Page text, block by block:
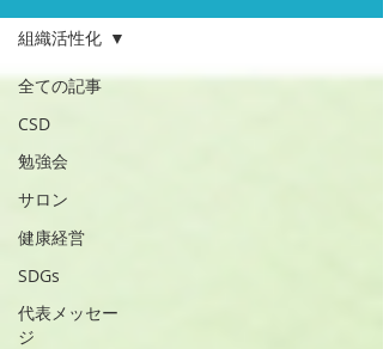
全ての記事
CSD
勉強会
サロン
健康経営
SDGs
代表メッセー
ジ
組織活性化